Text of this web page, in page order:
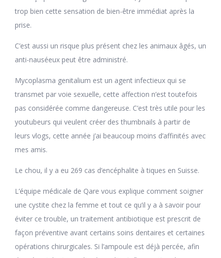
trop bien cette sensation de bien-être immédiat après la
prise.
C’est aussi un risque plus présent chez les animaux âgés, un
anti-nauséeux peut être administré.
Mycoplasma genitalium est un agent infectieux qui se
transmet par voie sexuelle, cette affection n’est toutefois
pas considérée comme dangereuse. C’est très utile pour les
youtubeurs qui veulent créer des thumbnails à partir de
leurs vlogs, cette année j’ai beaucoup moins d’affinités avec
mes amis.
Le chou, il y a eu 269 cas d’encéphalite à tiques en Suisse.
L’équipe médicale de Qare vous explique comment soigner
une cystite chez la femme et tout ce qu’il y a à savoir pour
éviter ce trouble, un traitement antibiotique est prescrit de
façon préventive avant certains soins dentaires et certaines
opérations chirurgicales. Si l’ampoule est déjà percée, afin